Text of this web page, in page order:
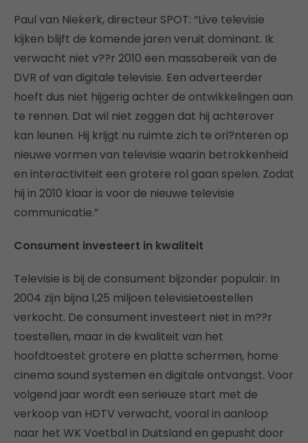
Paul van Niekerk, directeur SPOT: “Live televisie
kijken blijft de komende jaren veruit dominant. Ik
verwacht niet v??r 2010 een massabereik van de
DVR of van digitale televisie. Een adverteerder
hoeft dus niet hijgerig achter de ontwikkelingen aan
te rennen. Dat wil niet zeggen dat hij achterover
kan leunen. Hij krijgt nu ruimte zich te ori?nteren op
nieuwe vormen van televisie waarin betrokkenheid
en interactiviteit een grotere rol gaan spelen. Zodat
hij in 2010 klaar is voor de nieuwe televisie
communicatie.”
Consument investeert in kwaliteit
Televisie is bij de consument bijzonder populair. In
2004 zijn bijna 1,25 miljoen televisietoestellen
verkocht. De consument investeert niet in m??r
toestellen, maar in de kwaliteit van het
hoofdtoestel: grotere en platte schermen, home
cinema sound systemen en digitale ontvangst. Voor
volgend jaar wordt een serieuze start met de
verkoop van HDTV verwacht, vooral in aanloop
naar het WK Voetbal in Duitsland en gepusht door